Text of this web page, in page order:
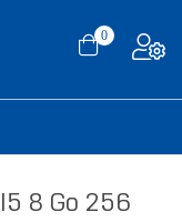
0
8 Go 256